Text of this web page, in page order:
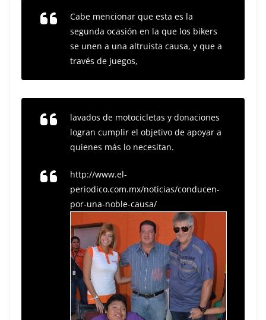
Cabe mencionar que esta es la
segunda ocasión en la que los bikers
se unen a una altruista causa, y que a
través de juegos,
lavados de motocicletas y donaciones
logran cumplir el objetivo de apoyar a
quienes más lo necesitan.
http://www.el-
periodico.com.mx/noticias/conducen-
por-una-noble-causa/